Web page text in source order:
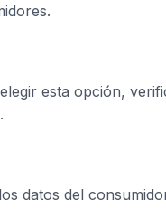
esta opción,
datos del